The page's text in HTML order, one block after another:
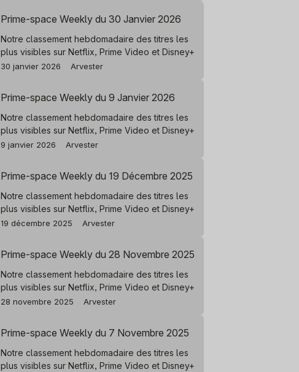
Prime-space Weekly du 30 Janvier 2026
Notre classement hebdomadaire des titres les
plus visibles sur Netflix, Prime Video et Disney+
Arvester
30 janvier 2026
Prime-space Weekly du 9 Janvier 2026
Notre classement hebdomadaire des titres les
plus visibles sur Netflix, Prime Video et Disney+
Arvester
9 janvier 2026
Prime-space Weekly du 19 Décembre 2025
Notre classement hebdomadaire des titres les
plus visibles sur Netflix, Prime Video et Disney+
Arvester
19 décembre 2025
Prime-space Weekly du 28 Novembre 2025
Notre classement hebdomadaire des titres les
plus visibles sur Netflix, Prime Video et Disney+
Arvester
28 novembre 2025
Prime-space Weekly du 7 Novembre 2025
Notre classement hebdomadaire des titres les
plus visibles sur Netflix, Prime Video et Disney+